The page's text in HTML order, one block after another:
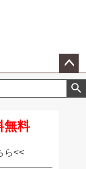
ペー
ジト
無料
ら<<